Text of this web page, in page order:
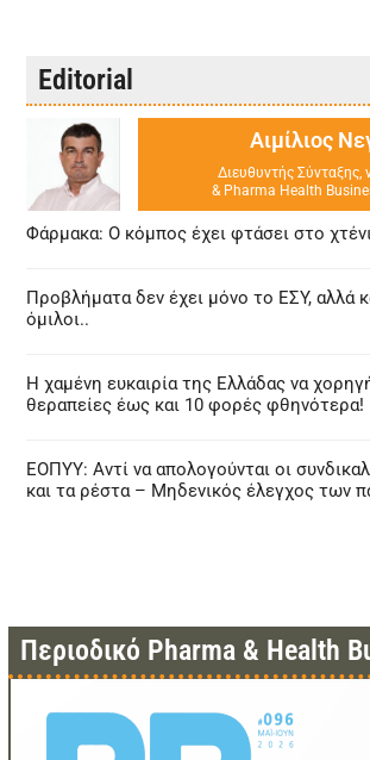
Editorial
Αιμίλιος
Διευθυντής Σύνταξης,
& Pharma Health
Φάρμακα: Ο κόμπος έχει φτάσει στο
Προβλήματα δεν έχει μόνο το ΕΣΥ, αλλά
όμιλοι..
Η χαμένη ευκαιρία της Ελλάδας να
θεραπείες έως και 10 φορές φθηνότερα!
ΕΟΠΥΥ: Αντί να απολογούνται οι
και τα ρέστα – Μηδενικός έλεγχος των
Περιοδικό Pharma & Health